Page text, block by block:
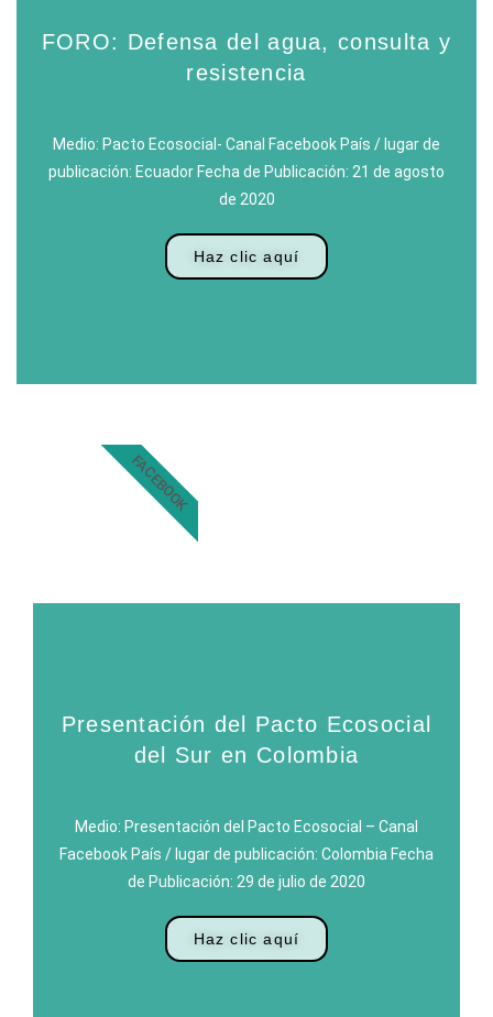
FORO: Defensa del agua, consulta y
resistencia
Medio: Pacto Ecosocial- Canal Facebook País / lugar de
publicación: Ecuador Fecha de Publicación: 21 de agosto
de 2020
Haz clic aquí
Presentación del Pacto Ecosocial
del Sur en Colombia
Medio: Presentación del Pacto Ecosocial – Canal
Facebook País / lugar de publicación: Colombia Fecha
de Publicación: 29 de julio de 2020
Haz clic aquí
FACEBOOK